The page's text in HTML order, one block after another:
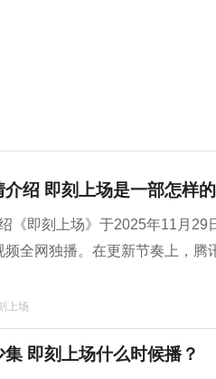
介绍 即刻上场是一部怎样
《即刻上场》于2025年11月
频全网独播。在更新节奏上，
上场
集 即刻上场什么时候播？